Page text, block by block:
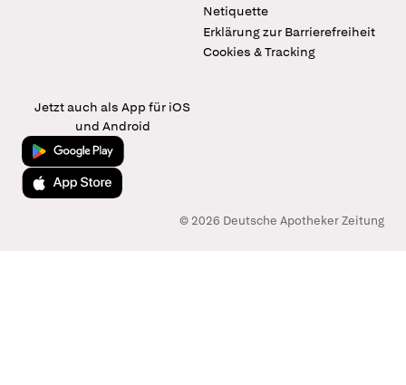
Netiquette
Erklärung zur Barrierefreiheit
Cookies & Tracking
Jetzt auch als App für iOS
und Android
Jetzt bei Google Play
Laden im App Store
© 2026 Deutsche Apotheker Zeitung